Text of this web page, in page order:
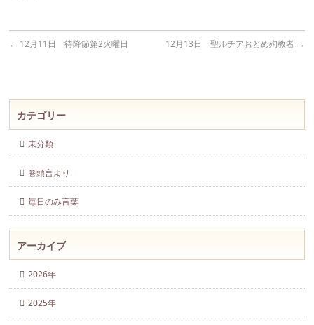
← 12月11日 待降節第2火曜日 12月13日 聖ルチアおとめ殉教者 →
カテゴリー
未分類
巻頭言より
毎日のみ言葉
アーカイブ
2026年
2025年